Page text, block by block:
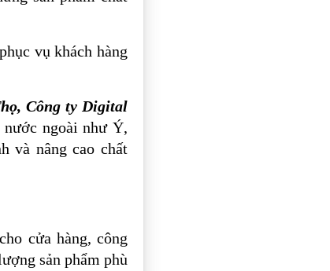
vụ khách hàng
Công ty Digital
ngoài như Ý,
và nâng cao chất
cửa hàng, công
sản phẩm phù